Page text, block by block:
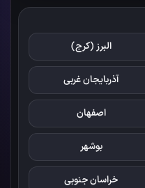
البرز (کرج)
آذربایجان غربی
اصفهان
بوشهر
خراسان جنوبی